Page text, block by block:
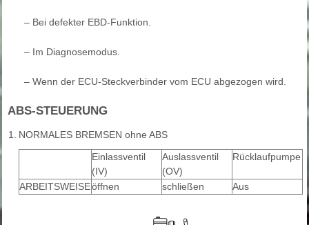
– Bei defekter EBD-Funktion.
– Im Diagnosemodus.
– Wenn der ECU-Steckverbinder vom ECU abgezogen wird.
ABS-STEUERUNG
1. NORMALES BREMSEN ohne ABS
Einlassventil
(IV)
Auslassventil
(OV)
Rücklaufpumpe
ARBEITSWEISEöffnen schließen Aus